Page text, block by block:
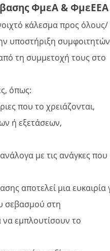
ΦμεΑ & ΦμεΕΕΑ
κάλεσμα προς όλους/
υποστήριξη
τη συμμετοχή τους στο
όπως:
που το χρειάζονται,
ή εξετάσεων,
με τις ανάγκες που
αποτελεί μια ευκαιρία
σεβασμού στη
να εμπλουτίσουν το